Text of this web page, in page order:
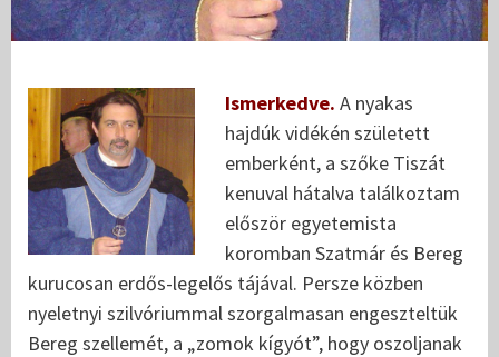
Ismerkedve. A nyakas
hajdúk vidékén született
emberként, a szőke Tiszát
kenuval hátalva találkoztam
először egyetemista
koromban Szatmár és Bereg
kurucosan erdős-legelős tájával. Persze közben
nyeletnyi szilvóriummal szorgalmasan engeszteltük
Bereg szellemét, a „zomok kígyót”, hogy oszoljanak